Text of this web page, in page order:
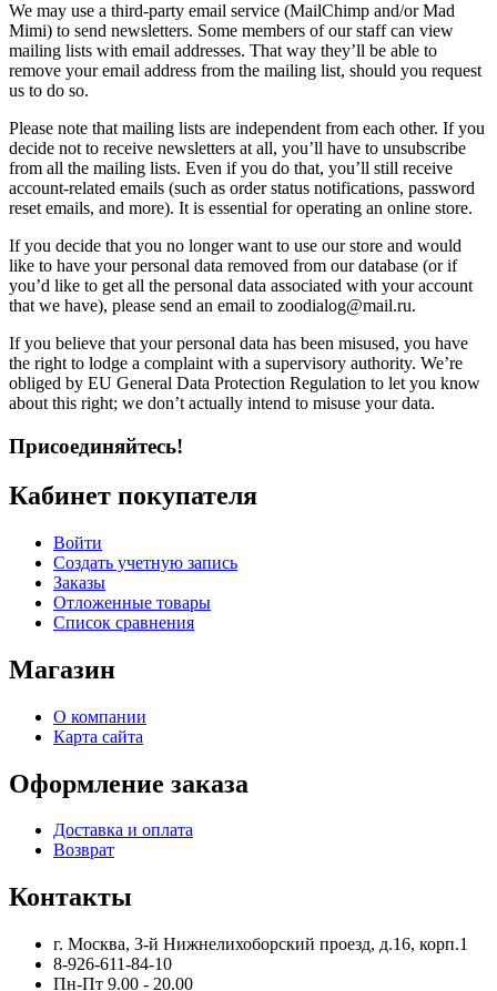
We may use a third-party email service (MailChimp and/or Mad
Mimi) to send newsletters. Some members of our staff can view
mailing lists with email addresses. That way they’ll be able to
remove your email address from the mailing list, should you request
us to do so.
Please note that mailing lists are independent from each other. If you
decide not to receive newsletters at all, you’ll have to unsubscribe
from all the mailing lists. Even if you do that, you’ll still receive
account-related emails (such as order status notifications, password
reset emails, and more). It is essential for operating an online store.
If you decide that you no longer want to use our store and would
like to have your personal data removed from our database (or if
you’d like to get all the personal data associated with your account
that we have), please send an email to zoodialog@mail.ru.
If you believe that your personal data has been misused, you have
the right to lodge a complaint with a supervisory authority. We’re
obliged by EU General Data Protection Regulation to let you know
about this right; we don’t actually intend to misuse your data.
Присоединяйтесь!
Кабинет покупателя
Войти
Создать учетную запись
Заказы
Отложенные товары
Список сравнения
Магазин
О компании
Карта сайта
Оформление заказа
Доставка и оплата
Возврат
Контакты
г. Москва, 3-й Нижнелихоборский проезд, д.16, корп.1
8-926-611-84-10
Пн-Пт 9.00 - 20.00